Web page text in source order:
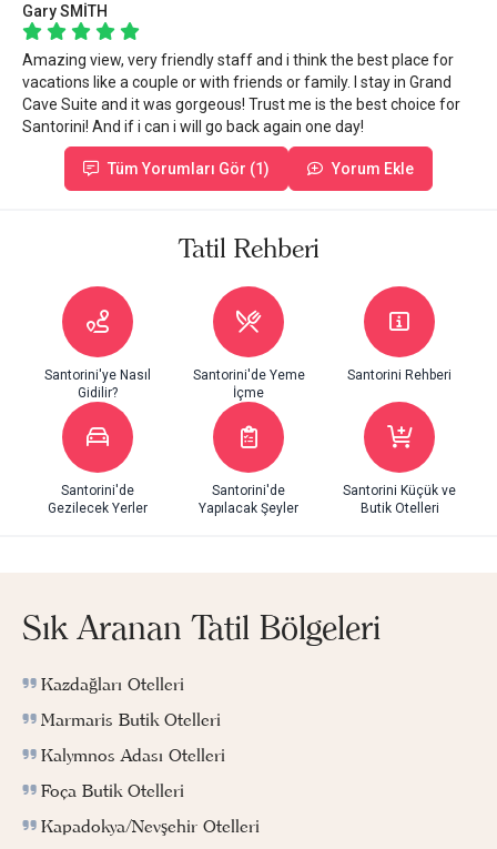
Gary SMİTH
Amazing view, very friendly staff and i think the best place for
vacations like a couple or with friends or family. I stay in Grand
Cave Suite and it was gorgeous! Trust me is the best choice for
Santorini! And if i can i will go back again one day!
Tüm Yorumları Gör (1) Yorum Ekle
Tatil Rehberi
Santorini'ye Nasıl
Gidilir?
Santorini'de Yeme
İçme
Santorini Rehberi
Santorini'de
Gezilecek Yerler
Santorini'de
Yapılacak Şeyler
Santorini Küçük ve
Butik Otelleri
Sık Aranan Tatil Bölgeleri
Kazdağları Otelleri
Marmaris Butik Otelleri
Kalymnos Adası Otelleri
Foça Butik Otelleri
Kapadokya/Nevşehir Otelleri